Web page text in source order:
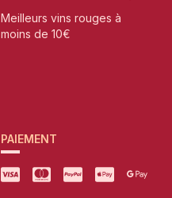
Meilleurs vins rouges à
moins de 10€
PAIEMENT